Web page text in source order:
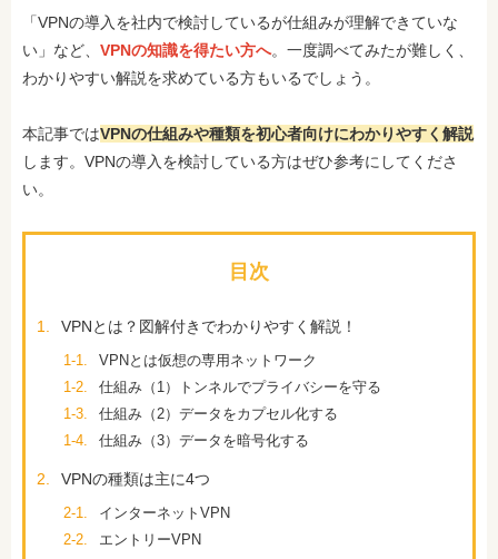
「VPNの導入を社内で検討しているが仕組みが理解できていな
い」など、 VPNの知識を得たい方へ。一度調べてみたが難しく、
わかりやすい解説を求めている方もいるでしょう。
本記事ではVPNの仕組みや種類を初心者向けにわかりやすく解説
します。VPNの導入を検討している方はぜひ参考にしてくださ
い。
目次
1. VPNとは？図解付きでわかりやすく解説！
1-1.
VPNとは仮想の専用ネットワーク
1-2.
仕組み（1）トンネルでプライバシーを守る
1-3.
仕組み（2）データをカプセル化する
1-4.
仕組み（3）データを暗号化する
2. VPNの種類は主に4つ
2-1.
インターネットVPN
2-2.
エントリーVPN